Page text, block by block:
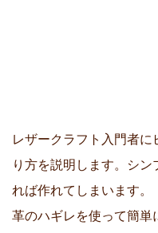
レザークラフト入門者
り方を説明します。シ
れば作れてしまいます。
革のハギレを使って簡単